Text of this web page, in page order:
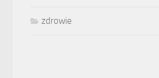
zdrowie